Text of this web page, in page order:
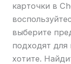
карточки в
выберите
подходят для
хотите.